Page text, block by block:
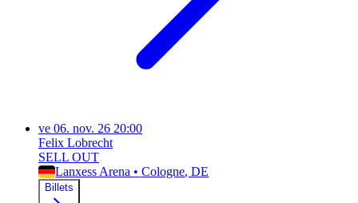
ve 06. nov. 26 20:00
Felix Lobrecht
SELL OUT
Lanxess Arena • Cologne, DE
Billets